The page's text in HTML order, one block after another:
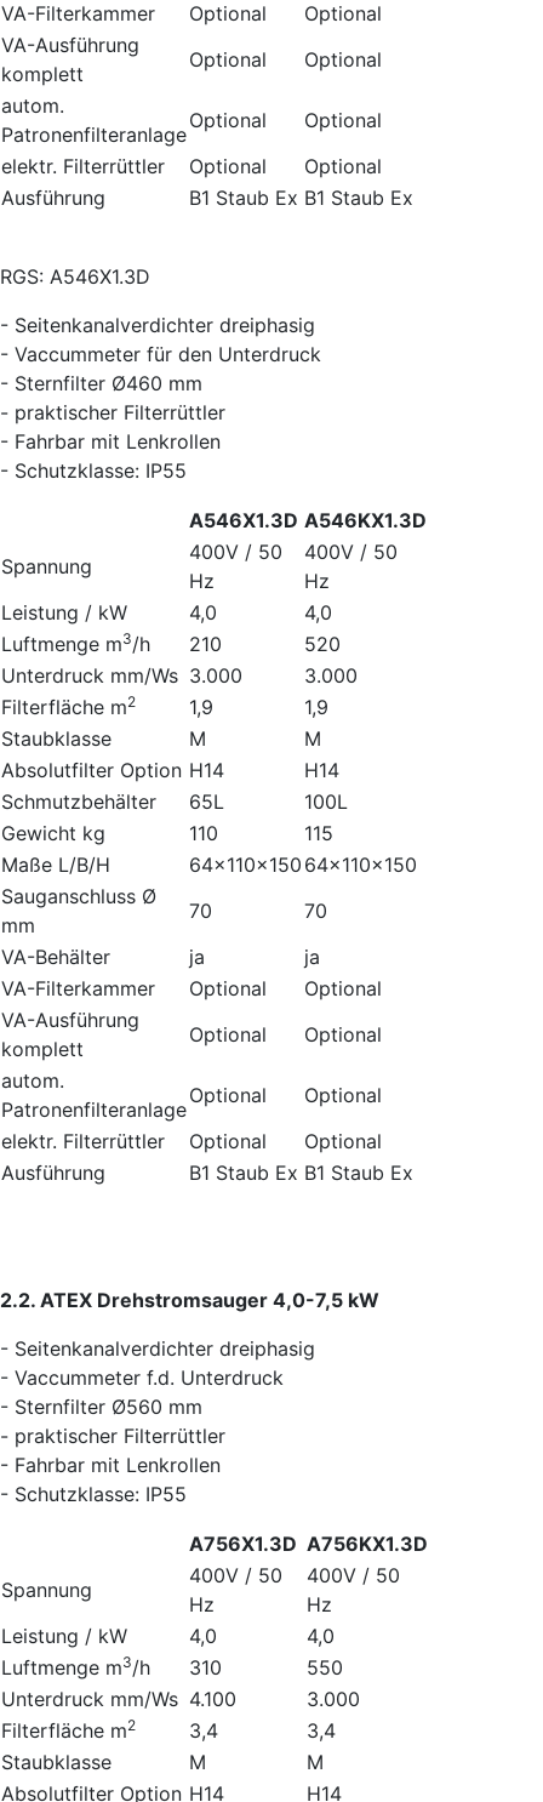
VA-Filterkammer Optional
Optional
VA-Ausführung
komplett
Optional
Optional
autom.
Patronenfilteranlage
Optional
Optional
elektr. Filterrüttler
Optional
Optional
Ausführung
B1 Staub Ex B1 Staub Ex
RGS: A546X1.3D
- Seitenkanalverdichter dreiphasig
- Vaccummeter für den Unterdruck
- Sternfilter Ø460 mm
- praktischer Filterrüttler
- Fahrbar mit Lenkrollen
- Schutzklasse: IP55
A546X1.3D A546KX1.3D
Spannung
400V / 50
Hz
400V / 50
Hz
Leistung / kW
4,0
4,0
Luftmenge m3/h 210
520
Unterdruck mm/Ws 3.000
3.000
Filterfläche m2 1,9
1,9
Staubklasse
M
M
Absolutfilter Option H14
H14
Schmutzbehälter
65L
100L
Gewicht kg
110
115
Maße L/B/H
64x110x150 64x110x150
Sauganschluss Ø
mm
70
70
VA-Behälter
ja
ja
VA-Filterkammer
Optional
Optional
VA-Ausführung
komplett
Optional
Optional
autom.
Patronenfilteranlage
Optional
Optional
elektr. Filterrüttler
Optional
Optional
Ausführung
B1 Staub Ex B1 Staub Ex
2.2. ATEX Drehstromsauger 4,0-7,5 kW
- Seitenkanalverdichter dreiphasig
- Vaccummeter f.d. Unterdruck
- Sternfilter Ø560 mm
- praktischer Filterrüttler
- Fahrbar mit Lenkrollen
- Schutzklasse: IP55
A756X1.3D A756KX1.3D
Spannung
400V / 50
Hz
400V / 50
Hz
Leistung / kW
4,0
4,0
Luftmenge m3/h 310
550
Unterdruck mm/Ws 4.100
3.000
Filterfläche m2 3,4
3,4
Staubklasse
M
M
Absolutfilter Option H14
H14